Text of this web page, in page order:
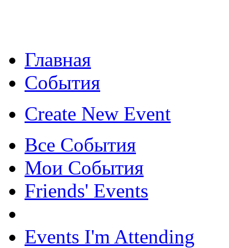
Главная
События
Create New Event
Все События
Мои События
Friends' Events
Events I'm Attending